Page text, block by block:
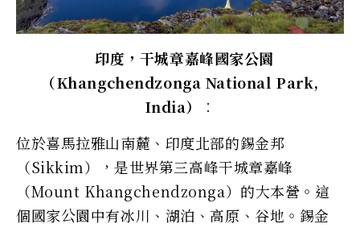
印度，干城章嘉峰國家公園
（Khangchendzonga National Park,
India）︰
位於喜馬拉雅山南麓、印度北部的錫金邦
（Sikkim），是世界第三高峰干城章嘉峰
（Mount Khangchendzonga）的大本營。這
個國家公園中有冰川、湖泊、高原、谷地。錫金